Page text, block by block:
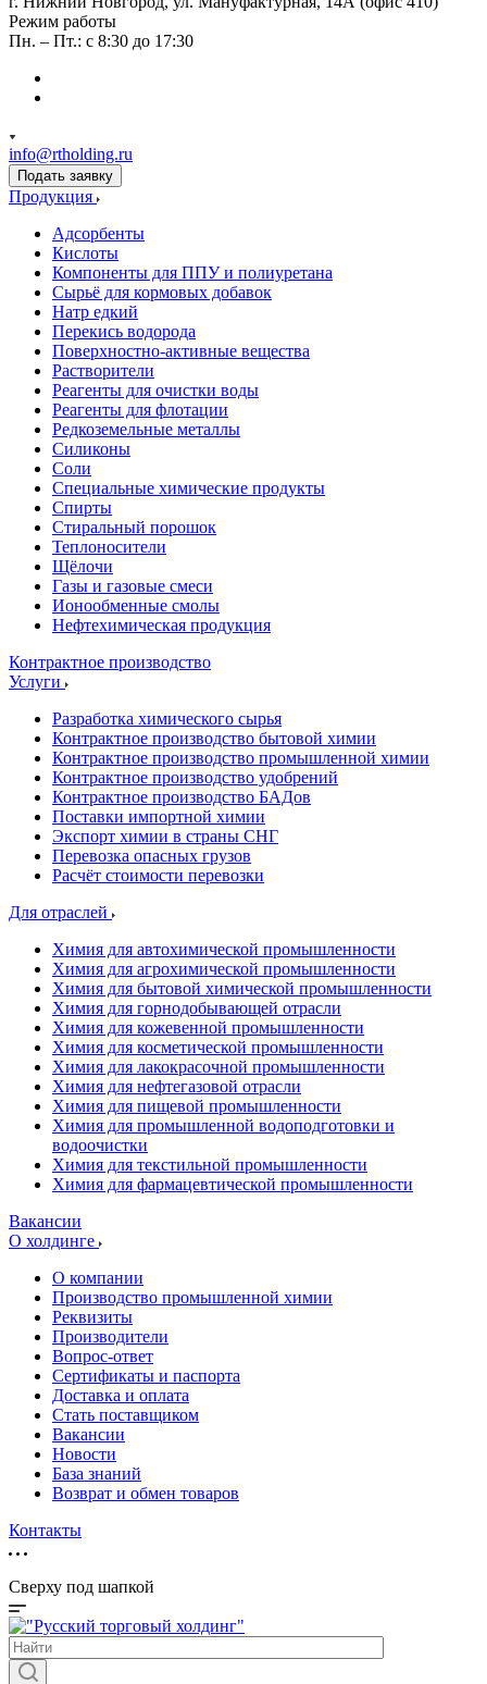
Режим работы
Пн. – Пт.: с 8:30 до 17:30
info@rtholding.ru
Подать заявку
Продукция
Адсорбенты
Кислоты
Компоненты для ППУ и полиуретана
Сырьё для кормовых добавок
Натр едкий
Перекись водорода
Поверхностно-активные вещества
Растворители
Реагенты для очистки воды
Реагенты для флотации
Редкоземельные металлы
Силиконы
Соли
Специальные химические продукты
Спирты
Стиральный порошок
Теплоносители
Щёлочи
Газы и газовые смеси
Ионообменные смолы
Нефтехимическая продукция
Контрактное производство
Услуги
Разработка химического сырья
Контрактное производство бытовой химии
Контрактное производство промышленной химии
Контрактное производство удобрений
Контрактное производство БАДов
Поставки импортной химии
Экспорт химии в страны СНГ
Перевозка опасных грузов
Расчёт стоимости перевозки
Для отраслей
Химия для автохимической промышленности
Химия для агрохимической промышленности
Химия для бытовой химической промышленности
Химия для горнодобывающей отрасли
Химия для кожевенной промышленности
Химия для косметической промышленности
Химия для лакокрасочной промышленности
Химия для нефтегазовой отрасли
Химия для пищевой промышленности
Химия для промышленной водоподготовки и
водоочистки
Химия для текстильной промышленности
Химия для фармацевтической промышленности
Вакансии
О холдинге
О компании
Производство промышленной химии
Реквизиты
Производители
Вопрос-ответ
Сертификаты и паспорта
Доставка и оплата
Стать поставщиком
Вакансии
Новости
База знаний
Возврат и обмен товаров
Контакты
Сверху под шапкой